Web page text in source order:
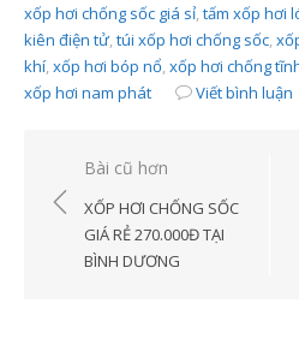
xốp hơi chống sốc giá sỉ,tấm xốp hơi
kiên điện tử,túi xốp hơi chống sốc,
khí,xốp hơi bóp nổ,xốp hơi chống
xốp hơi nam phát
Viết bình luận
Điều
hướng
viết
Bài cũ hơn
XỐP HƠI CHỐNG SỐC
GIÁ RẺ 270.000Đ TẠI
BÌNH DƯƠNG